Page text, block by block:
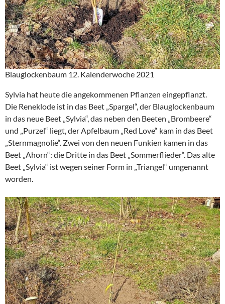
Blauglockenbaum 12. Kalenderwoche 2021
Sylvia hat heute die angekommenen Pflanzen eingepflanzt.
Die Reneklode ist in das Beet „Spargel“, der Blauglockenbaum
in das neue Beet „Sylvia“, das neben den Beeten „Brombeere“
und „Purzel“ liegt, der Apfelbaum „Red Love“ kam in das Beet
„Sternmagnolie“. Zwei von den neuen Funkien kamen in das
Beet „Ahorn“: die Dritte in das Beet „Sommerflieder“. Das alte
Beet „Sylvia“ ist wegen seiner Form in „Triangel“ umgenannt
worden.